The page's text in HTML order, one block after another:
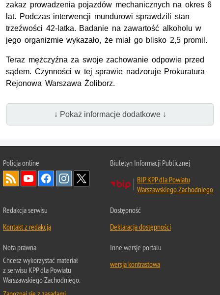
zakaz prowadzenia pojazdów mechanicznych na okres 6
lat. Podczas interwencji mundurowi sprawdzili stan
trzeźwości 42-latka. Badanie na zawartość alkoholu w
jego organizmie wykazało, że miał go blisko 2,5 promil.
Teraz mężczyźna za swoje zachowanie odpowie przed
sądem. Czynności w tej sprawie nadzoruje Prokuratura
Rejonowa Warszawa Żoliborz.
↓ Pokaż informacje dodatkowe ↓
Policja online
Biuletyn Informacji Publicznej
BIP KPP dla Powiatu
Warszawskiego Zachodniego
Redakcja serwisu
Kontakt z redakcją
Dostępność
Deklaracja dostępności
Nota prawna
Chcesz wykorzystać materiał
z serwisu KPP dla Powiatu
Warszawskiego Zachodniego.
Inne wersje portalu
wersja kontrastowa